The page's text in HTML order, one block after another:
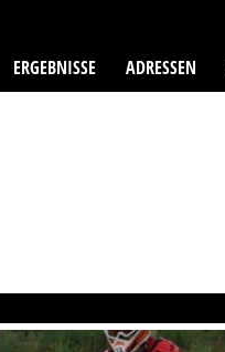
ERGEBNISSE ADRESSEN